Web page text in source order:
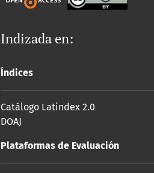
Indizada en:
Índices
Catálogo Latindex 2.0
DOAJ
Plataformas de Evaluación